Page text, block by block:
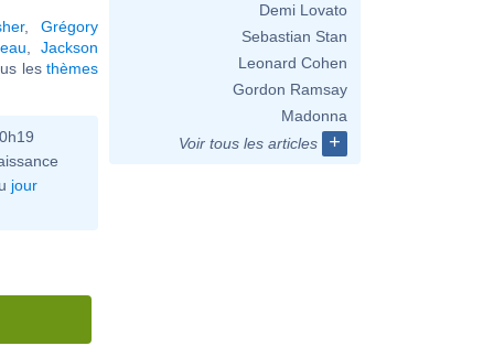
,Grégory
Jackson
lesthèmes
jour
Demi Lovato
Sebastian Stan
Leonard Cohen
Gordon Ramsay
Madonna
Voir tous les articles
+